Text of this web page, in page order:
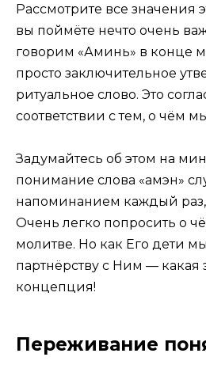
Рассмотрите все значения
вы поймёте нечто очень
говорим «Аминь» в конце
просто заключительное
ритуальное слово. Это
соответствии с тем, о чём
Задумайтесь об этом на
понимание слова «амэн»
напоминанием каждый раз,
Очень легко попросить о
молитве. Но как Его дети
партнёрству с Ним — какая
концепция!
Переживание